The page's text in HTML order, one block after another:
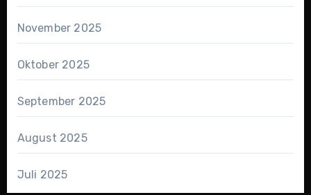
November 2025
Oktober 2025
September 2025
August 2025
Juli 2025